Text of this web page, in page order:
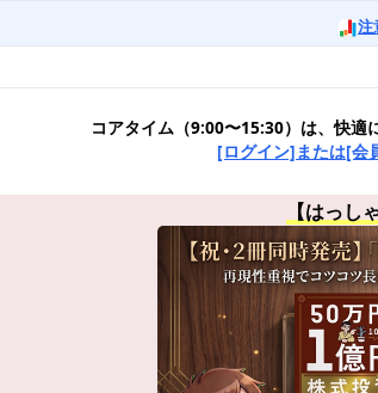
注
コアタイム（9:00〜15:30）は、快適
[ログイン]または[会
【はっし